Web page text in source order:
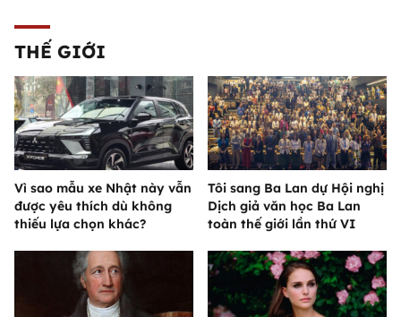
THẾ GIỚI
Vì sao mẫu xe Nhật này vẫn
được yêu thích dù không
thiếu lựa chọn khác?
Tôi sang Ba Lan dự Hội nghị
Dịch giả văn học Ba Lan
toàn thế giới lần thứ VI